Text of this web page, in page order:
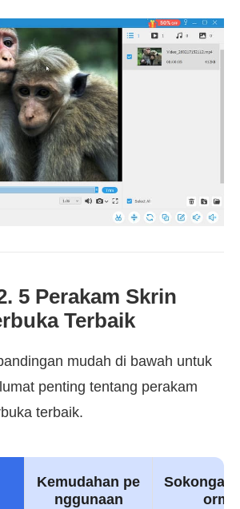
5 Perakam Skrin
Terbaik
mudah di bawah untuk
penting tentang perakam
terbaik.
Kemudahan pe
nggunaan
Sokongan
orm